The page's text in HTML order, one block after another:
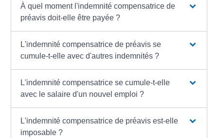
À quel moment l'indemnité compensatrice de
préavis doit-elle être payée ?
L'indemnité compensatrice de préavis se
cumule-t-elle avec d'autres indemnités ?
L'indemnité compensatrice se cumule-t-elle
avec le salaire d'un nouvel emploi ?
L'indemnité compensatrice de préavis est-elle
imposable ?